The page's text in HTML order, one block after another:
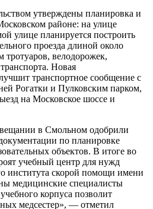
утверждены планировка и
районе: на улице
улице планируется построить
проезда длиной около
тротуаров, велодорожек,
Новая
транспортное сообщение с
Рогатки и Пулковским парком,
на Московское шоссе и
в Смольном одобрили
по планировке
объектов. В итоге во
учебный центр для нужд
института скорой помощи имени
медицинские специалисты
корпуса позволит
медсестер», — отметил